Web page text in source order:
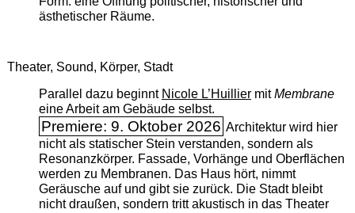
ästhetischer Räume.
Theater, Sound, Körper, Stadt
Parallel dazu beginnt Nicole L’Huilliermit ­Membrane
eine Arbeit am Gebäude selbst.
Premiere: 9. Oktober 2026 Architektur wird hier
nicht als statischer Stein verstanden, sondern als
Resonanzkörper. Fassade, Vorhänge und Oberflächen
werden zu Membranen. Das Haus hört, nimmt
Geräusche auf und gibt sie zurück. Die Stadt bleibt
nicht draußen, sondern tritt akustisch in das Theater